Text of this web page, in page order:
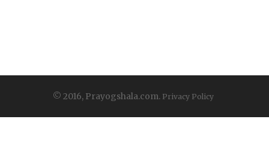
© 2016, Prayogshala.com. Privacy Policy